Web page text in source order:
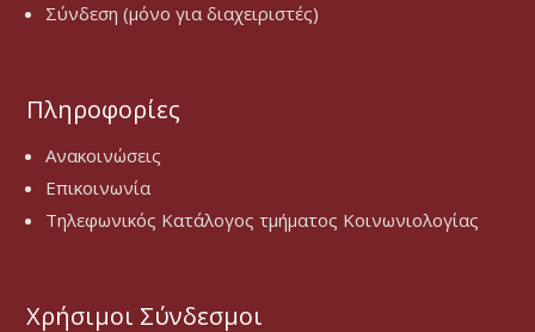
Σύνδεση (μόνο για διαχειριστές)
Πληροφορίες
Ανακοινώσεις
Επικοινωνία
Τηλεφωνικός Κατάλογος τμήματος Κοινωνιολογίας
Χρήσιμοι Σύνδεσμοι